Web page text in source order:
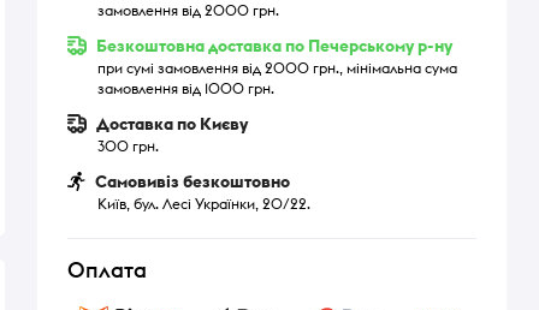
замовлення від 2000 грн.
Безкоштовна доставка по Печерському р-ну
при сумі замовлення від 2000 грн., мінімальна сума
замовлення від 1000 грн.
Доставка по Києву
300 грн.
Самовивіз безкоштовно
Київ, бул. Лесі Українки, 20/22.
Оплата